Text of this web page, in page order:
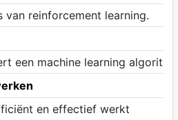
van reinforcement learning.
een machine learning
en effectief werkt